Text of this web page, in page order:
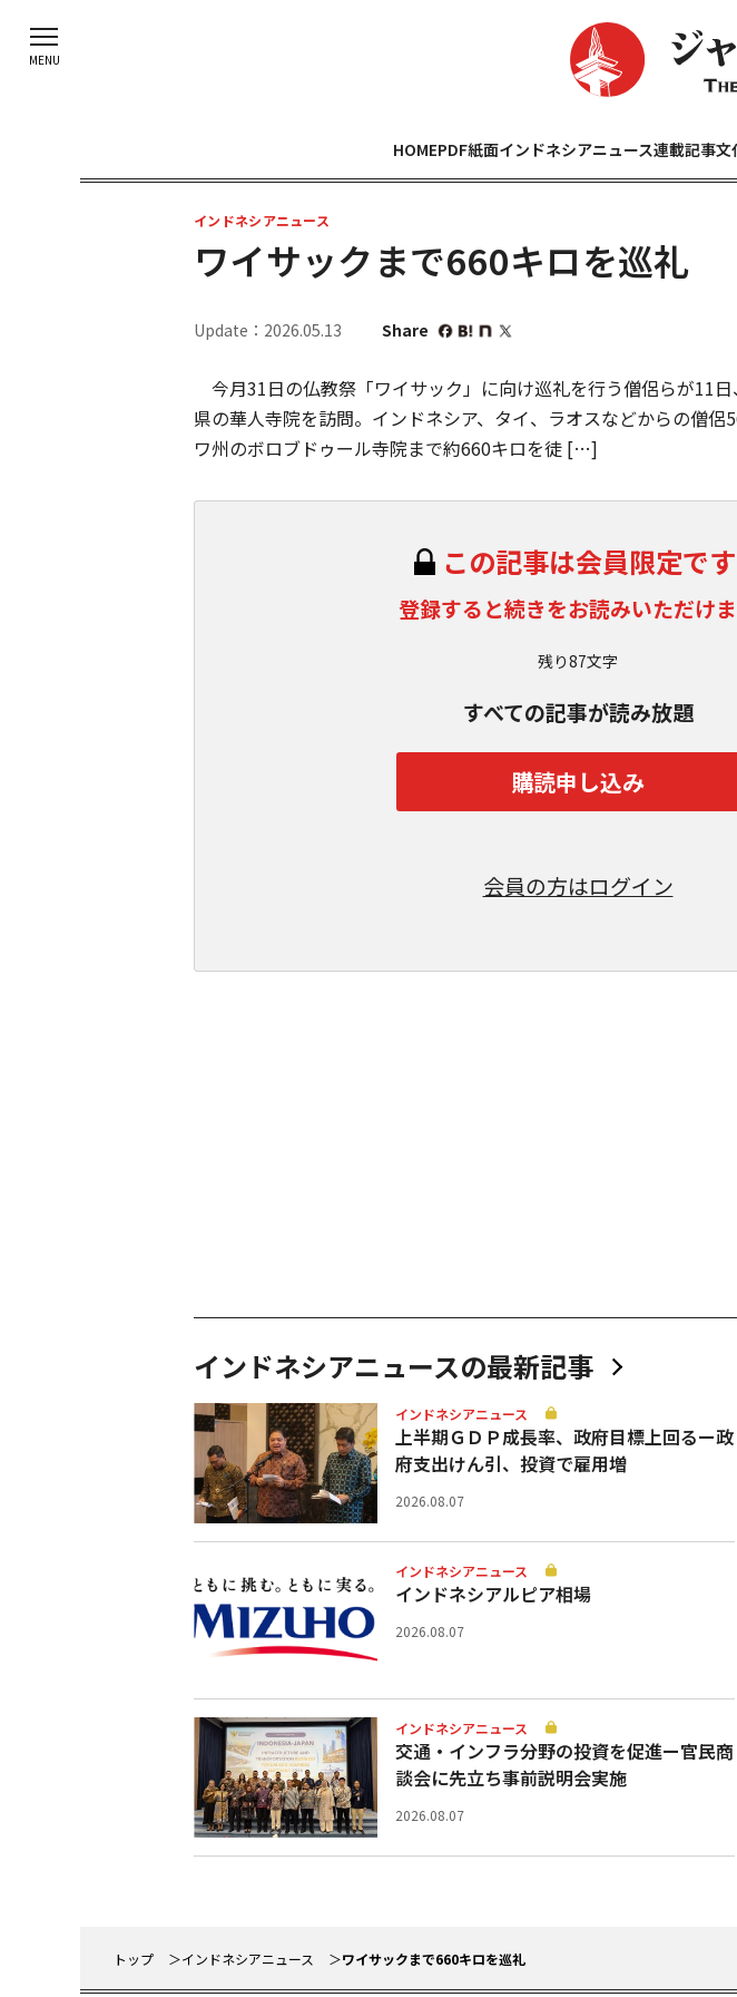
HOMEPDF紙面インドネシアニュース連載記事文
インドネシアニュース
ワイサックまで660キロを巡礼
Update：2026.05.13 Share
今月31日の仏教祭「ワイサック」に向け巡礼を行う僧侶らが11
県の華人寺院を訪問。インドネシア、タイ、ラオスなどからの僧侶
ワ州のボロブドゥール寺院まで約660キロを徒 […]
この記事は会員限定です
登録すると続きをお読みいただけ
残り87文字
すべての記事が読み放題
購読申し込み
会員の方はログイン
インドネシアニュースの最新記事
インドネシアニュース
上半期ＧＤＰ成長率、政府目標上回るー政
府支出けん引、投資で雇用増
2026.08.07
インドネシアニュース
インドネシアルピア相場
2026.08.07
インドネシアニュース
交通・インフラ分野の投資を促進ー官民商
談会に先立ち事前説明会実施
2026.08.07
トップ インドネシアニュース ワイサックまで660キロを巡礼